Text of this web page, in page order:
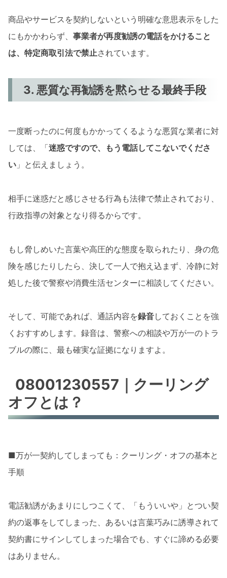
商品やサービスを契約しないという明確な意思表示をした
にもかかわらず、 事業者が再度勧誘の電話をかけること
は、特定商取引法で禁止されています。
3. 悪質な再勧誘を黙らせる最終手段
一度断ったのに何度もかかってくるような悪質な業者に対
しては、「迷惑ですので、もう電話してこないでくださ
い 」と伝えましょう。
相手に迷惑だと感じさせる行為も法律で禁止されており、
行政指導の対象となり得るからです。
もし脅しめいた言葉や高圧的な態度を取られたり、身の危
険を感じたりしたら、決して一人で抱え込まず、冷静に対
処した後で警察や消費生活センターに相談してください。
そして、可能であれば、通話内容を録音しておくことを強
くおすすめします。録音は、警察への相談や万が一のトラ
ブルの際に、最も確実な証拠になりますよ。
08001230557｜クーリング
オフとは？
■万が一契約してしまっても：クーリング・オフの基本と
手順
電話勧誘があまりにしつこくて、「もういいや」とつい契
約の返事をしてしまった、あるいは言葉巧みに誘導されて
契約書にサインしてしまった場合でも、すぐに諦める必要
はありません。